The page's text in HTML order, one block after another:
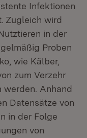
Infektionen
Zugleich wird
in der
Proben
wie Kälber,
zum Verzehr
werden. Anhand
Datensätze von
in der Folge
von